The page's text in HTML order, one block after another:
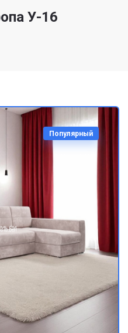
У-16
Популярный